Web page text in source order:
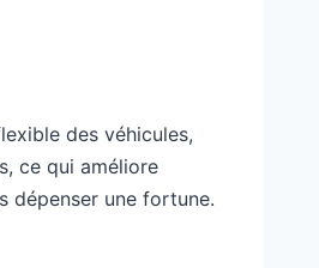
des véhicules,
ce qui améliore
dépenser une fortune.